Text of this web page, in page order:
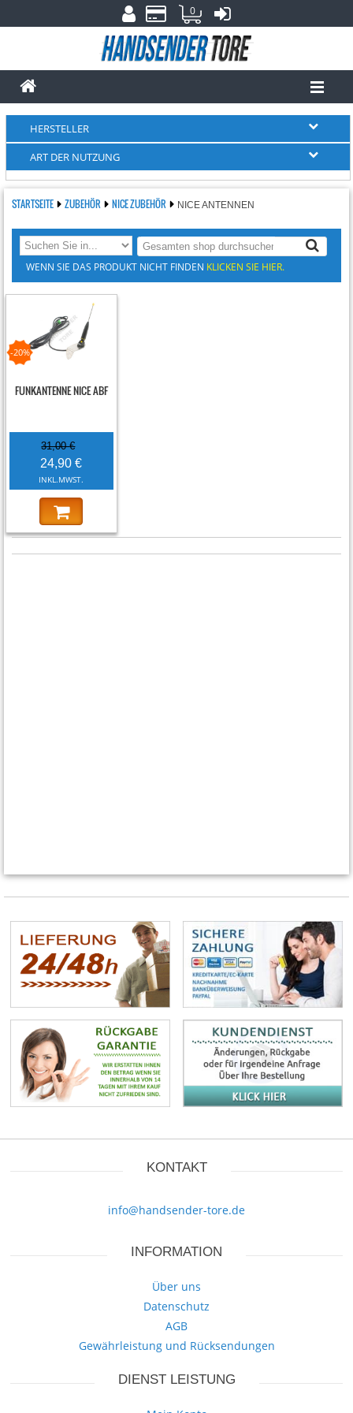
0
HERSTELLER
ART DER NUTZUNG
STARTSEITE ZUBEHÖR NICE ZUBEHÖR NICE ANTENNEN
WENN SIE DAS PRODUKT NICHT FINDEN KLICKEN SIE HIER.
-20%
FUNKANTENNE NICE ABF
31,00 €
24,90 €
INKL.MWST.
KONTAKT
info@handsender-tore.de
INFORMATION
Über uns
Datenschutz
AGB
Gewährleistung und Rücksendungen
DIENST LEISTUNG